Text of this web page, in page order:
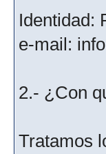
Identidad:
e-mail:
2.- ¿Con
Tratamos